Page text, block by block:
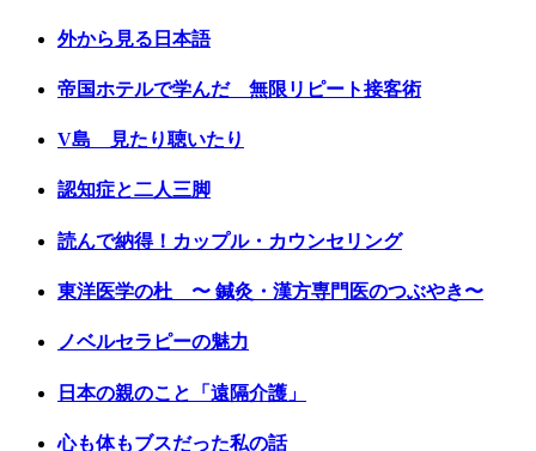
外から見る日本語
帝国ホテルで学んだ 無限リピート接客術
V島 見たり聴いたり
認知症と二人三脚
読んで納得！カップル・カウンセリング
東洋医学の杜 〜 鍼灸・漢方専門医のつぶやき〜
ノベルセラピーの魅力
日本の親のこと「遠隔介護」
心も体もブスだった私の話